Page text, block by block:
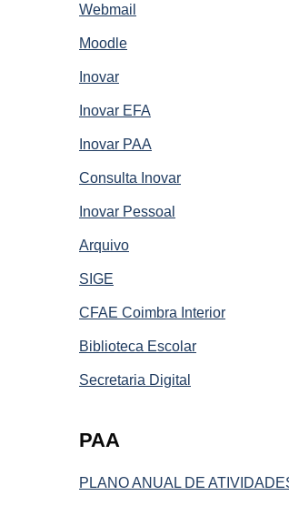
Webmail
Moodle
Inovar
Inovar EFA
Inovar PAA
Consulta Inovar
Inovar Pessoal
Arquivo
SIGE
CFAE Coimbra Interior
Biblioteca Escolar
Secretaria Digital
PAA
PLANO ANUAL DE